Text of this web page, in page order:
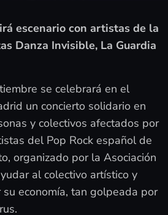
escenario con artistas de la
Danza Invisible, La Guardia
se celebrará en el
un concierto solidario en
y colectivos afectados por
del Pop Rock español de
organizado por la Asociación
al colectivo artístico y
economía, tan golpeada por